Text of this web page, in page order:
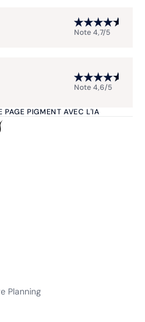
PAGE PIGMENT AVEC L'IA
Note 4,7/5
Note 4,6/5
Planning